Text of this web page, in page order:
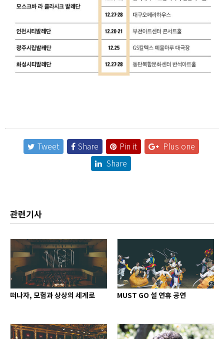
Tweet Share Pin it
Plus one
Share
관련기사
떠나자, 모험과 상상의 세계로 MUST GO 설 연휴 공연